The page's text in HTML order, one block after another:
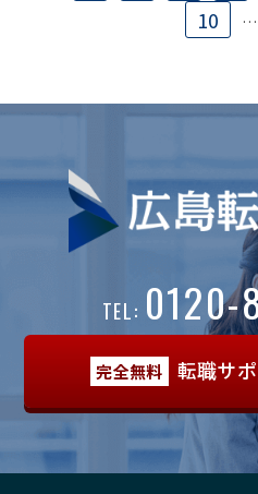
10
…
TEL: 0120-
完全無料 転職サ